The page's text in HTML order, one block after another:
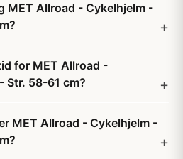
MET Allroad - Cykelhjelm -
for MET Allroad -
Str. 58-61 cm?
MET Allroad - Cykelhjelm -